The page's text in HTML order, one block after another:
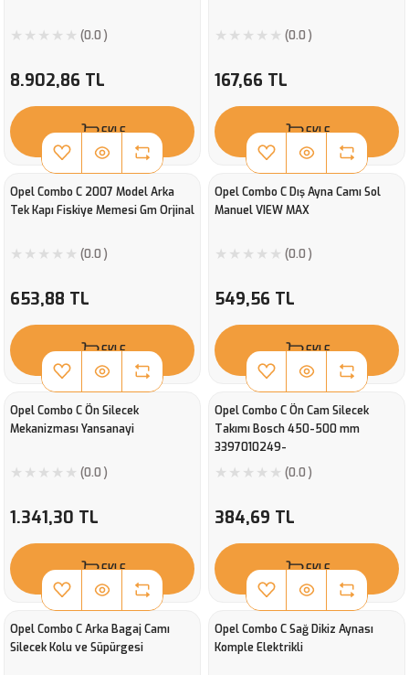
(0.0 )
8.902,86 TL
EKLE
(0.0 )
167,66 TL
EKLE
Opel Combo C 2007 Model Arka
Tek Kapı Fiskiye Memesi Gm Orjinal
(0.0 )
653,88 TL
EKLE
Opel Combo C Dış Ayna Camı Sol
Manuel VIEW MAX
(0.0 )
549,56 TL
EKLE
Opel Combo C Ön Silecek
Mekanizması Yansanayi
(0.0 )
1.341,30 TL
EKLE
Opel Combo C Ön Cam Silecek
Takımı Bosch 450-500 mm
3397010249-
(0.0 )
384,69 TL
EKLE
Opel Combo C Arka Bagaj Camı
Silecek Kolu ve Süpürgesi
Opel Combo C Sağ Dikiz Aynası
Komple Elektrikli